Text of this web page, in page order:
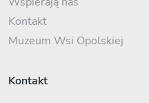
Kontakt
Muzeum Wsi Opolskiej
Kontakt